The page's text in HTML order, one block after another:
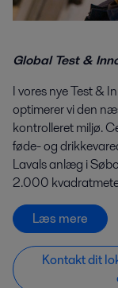
Global Test &
I vores nye Test &
optimerer vi den
kontrolleret miljø.
føde- og
Lavals anlæg i
2.000
Læs mere
Kontakt dit